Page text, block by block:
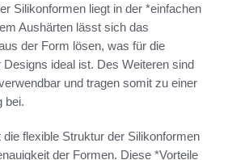
Silikonformen liegt in der *einfachen
Aushärten lässt sich das
der Form lösen, was für die
ideal ist. Des Weiteren sind
und tragen somit zu einer
bei.
flexible Struktur der Silikonformen
der Formen. Diese *Vorteile